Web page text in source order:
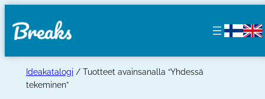
sisältöön
Ideakatalogi / Tuotteet avainsanalla “Yhdessä
tekeminen”